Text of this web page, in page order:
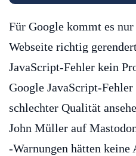
Für Google kommt es nur
Webseite richtig
JavaScript-Fehler kein
Google JavaScript-
schlechter Qualität
John Müller auf
-Warnungen hätten